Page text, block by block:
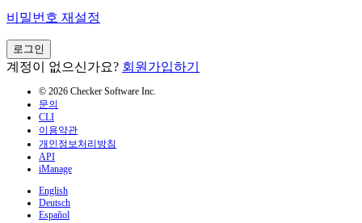
비밀번호 재설정
로그인
계정이 없으신가요? 회원가입하기
© 2026 Checker Software Inc.
문의
CLI
이용약관
개인정보처리방침
API
iManage
English
Deutsch
Español